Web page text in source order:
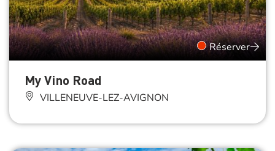
Réserver
My Vino Road
VILLENEUVE-LEZ-AVIGNON